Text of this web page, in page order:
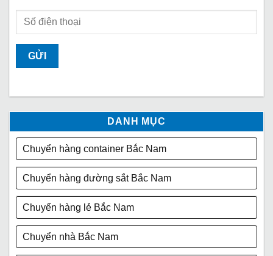
DANH MỤC
Chuyển hàng container Bắc Nam
Chuyển hàng đường sắt Bắc Nam
Chuyển hàng lẻ Bắc Nam
Chuyển nhà Bắc Nam